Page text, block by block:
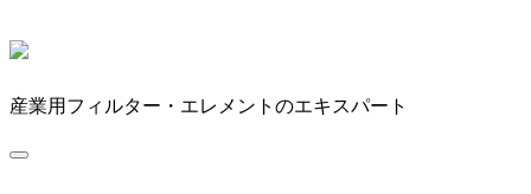
産業用フィルター・エレメントのエキスパート